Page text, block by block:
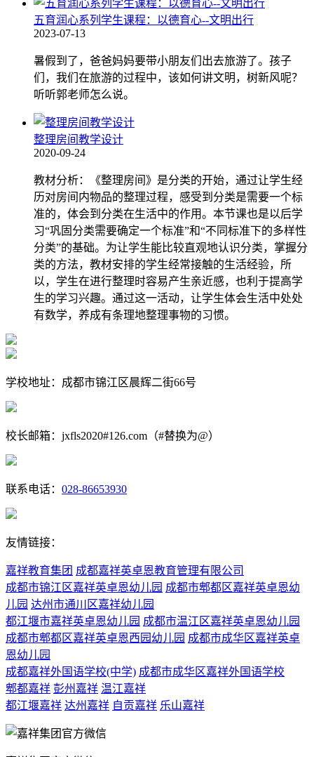
五育润心系列学生课程：以德育心--文明出行
2023-07-13
暑假到了，爸爸妈妈要带小朋友们出去旅游了。孩子
们，我们在旅游的过程中，该如何讲文明，树新风呢？
听听郭老师怎么说。
整理房间教学设计
2020-09-24
教材分析：《整理房间》是分类的开始，通过让学生经
历对房间内物品的整理过程，感受到分类是需要一个标
准的，体会到分类在生活中的作用。本节课也是以后学
习“巩固分类需要确定一个标准”和“不同标准下的多样性
分类”的基础。为让学生能比较直观地认识分类，掌握分
类的方法，教材安排的学生经常接触的生活经验，所
以，学生在进行整理时容易产生亲近感，也利于提高学
生的学习兴趣。通过这一活动，让学生体会生活中处处
有数学，养成有条理地整理事物的习惯。
学校地址：成都市锦江区晨辉二街66号
校长邮箱：jxfls2020#126.com（#替换为@）
联系电话： 028-86653930
友情链接：
嘉祥教育集团 成都嘉祥英卓恩教育管理有限公司
成都市锦江区嘉祥英卓恩幼儿园 成都市郫都区嘉祥英卓恩幼
儿园 达州市通川区嘉祥幼儿园
都江堰市嘉祥英卓恩幼儿园 成都市温江区嘉祥英卓恩幼儿园
成都市郫都区嘉祥英卓恩西园幼儿园 成都市成华区嘉祥英卓
恩幼儿园
成都嘉祥外国语学校(中学) 成都市成华区嘉祥外国语学校
郫都嘉祥 彭州嘉祥 温江嘉祥
都江堰嘉祥 达州嘉祥 自贡嘉祥 乐山嘉祥